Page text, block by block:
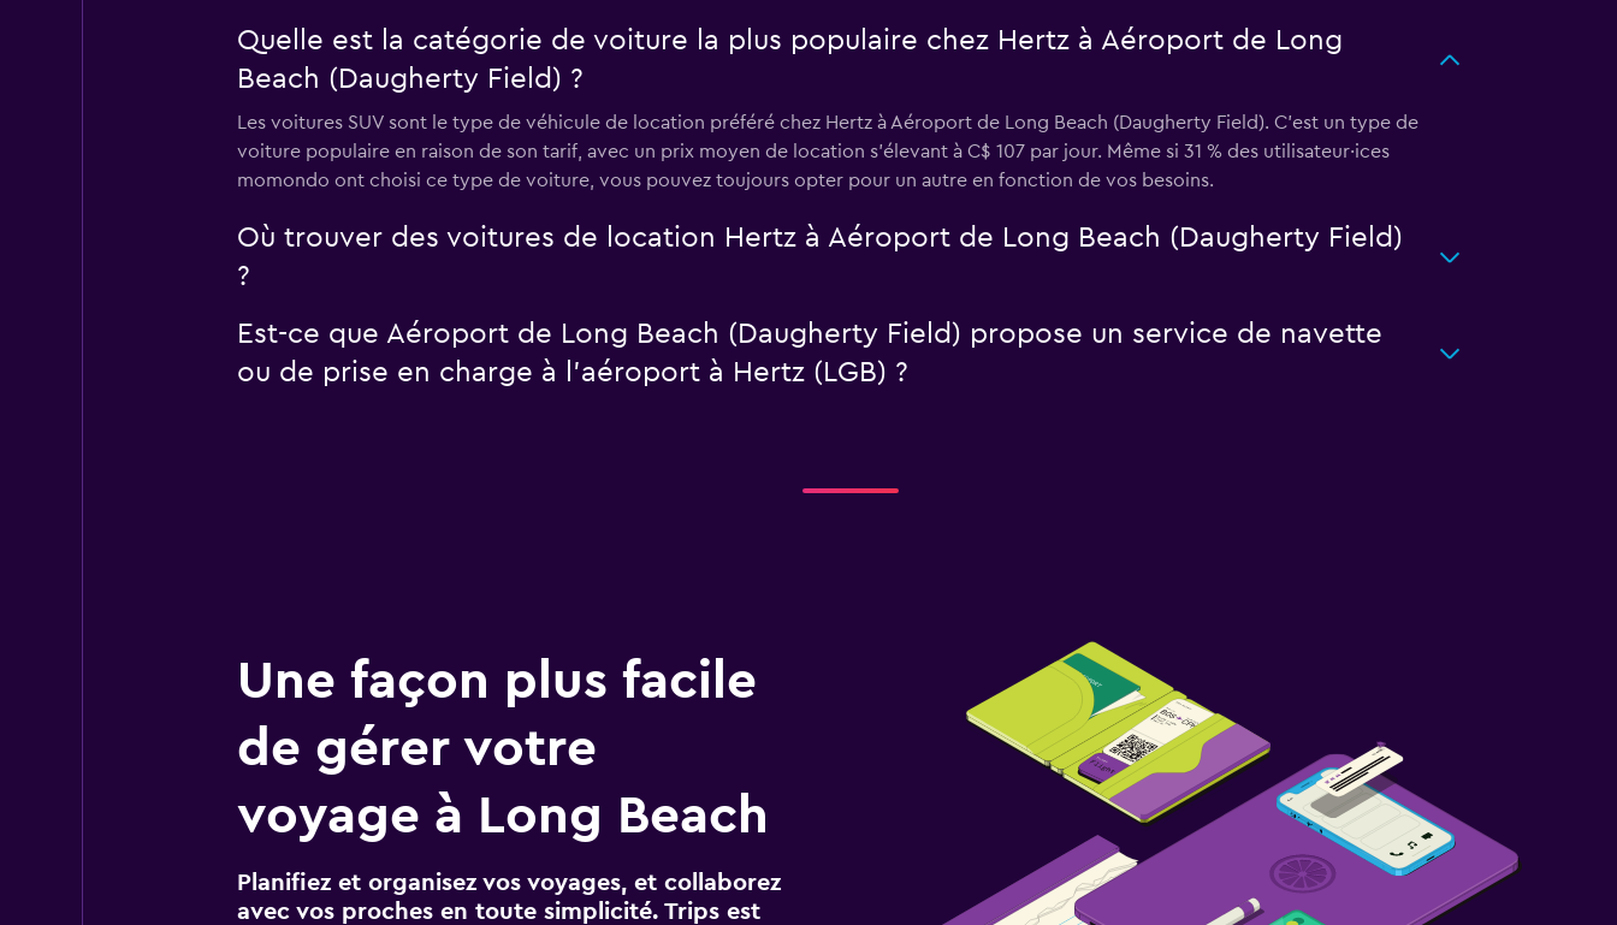
Quelle est la catégorie de voiture la plus populaire chez Hertz à Aéroport de Long
Beach (Daugherty Field) ?
Les voitures SUV sont le type de véhicule de location préféré chez Hertz à Aéroport de Long Beach (Daugherty Field). C'est un type de
voiture populaire en raison de son tarif, avec un prix moyen de location s'élevant à C$ 107 par jour. Même si 31 % des utilisateur·ices
momondo ont choisi ce type de voiture, vous pouvez toujours opter pour un autre en fonction de vos besoins.
Où trouver des voitures de location Hertz à Aéroport de Long Beach (Daugherty Field)
?
Est-ce que Aéroport de Long Beach (Daugherty Field) propose un service de navette
ou de prise en charge à l’aéroport à Hertz (LGB) ?
Une façon plus facile
de gérer votre
voyage à Long Beach
Planifiez et organisez vos voyages, et collaborez
avec vos proches en toute simplicité. Trips est